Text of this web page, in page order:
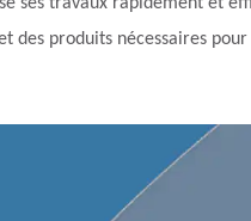
des produits nécessaires